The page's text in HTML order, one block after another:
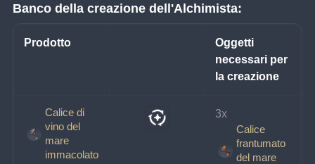
Banco della creazione dell'Alchimista:
Prodotto
Oggetti
necessari per
la creazione
Calice di
vino del
mare
immacolato
3x
Calice
frantumato
del mare